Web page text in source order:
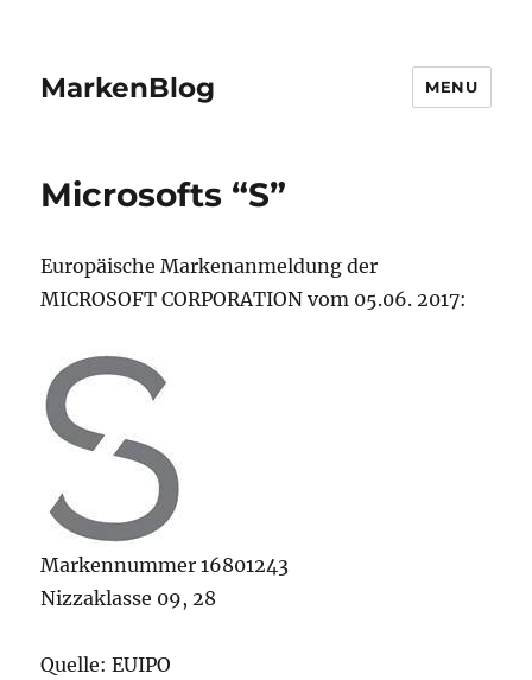
MarkenBlog MENU
Microsofts “S”
Europäische Markenanmeldung der
MICROSOFT CORPORATION vom 05.06. 2017:
Markennummer 16801243
Nizzaklasse 09, 28
Quelle: EUIPO